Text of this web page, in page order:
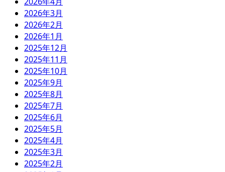
2026年3月
2026年2月
2026年1月
2025年12月
2025年11月
2025年10月
2025年9月
2025年8月
2025年7月
2025年6月
2025年5月
2025年4月
2025年3月
2025年2月